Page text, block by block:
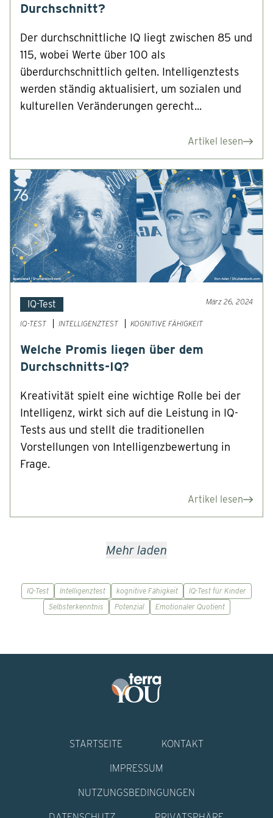
Durchschnitt?
Der durchschnittliche IQ liegt zwischen 85 und
115, wobei Werte über 100 als
überdurchschnittlich gelten. Intelligenztests
werden ständig aktualisiert, um sozialen und
kulturellen Veränderungen gerecht...
Artikel lesen
IQ-Test März 26, 2024
IQ-TEST INTELLIGENZTEST KOGNITIVE FÄHIGKEIT
Welche Promis liegen über dem
Durchschnitts-IQ?
Kreativität spielt eine wichtige Rolle bei der
Intelligenz, wirkt sich auf die Leistung in IQ-
Tests aus und stellt die traditionellen
Vorstellungen von Intelligenzbewertung in
Frage.
Artikel lesen
Mehr laden
IQ-Test Intelligenztest kognitive Fähigkeit
IQ-Test für Kinder
Selbsterkenntnis
Potenzial Emotionaler Quotient
STARTSEITE KONTAKT
IMPRESSUM
NUTZUNGSBEDINGUNGEN